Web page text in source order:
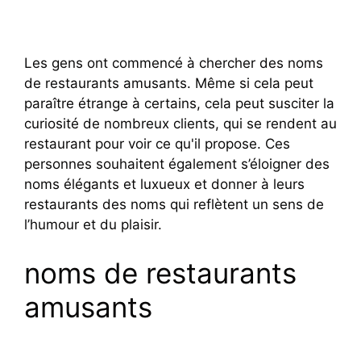
Les gens ont commencé à chercher des noms
de restaurants amusants. Même si cela peut
paraître étrange à certains, cela peut susciter la
curiosité de nombreux clients, qui se rendent au
restaurant pour voir ce qu'il propose. Ces
personnes souhaitent également s’éloigner des
noms élégants et luxueux et donner à leurs
restaurants des noms qui reflètent un sens de
l’humour et du plaisir.
noms de restaurants
amusants